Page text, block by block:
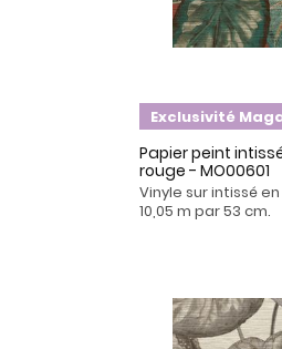
Exclusivité
Papier peint
rouge - MO00601
Vinyle sur intissé
10,05 m par 53 cm.